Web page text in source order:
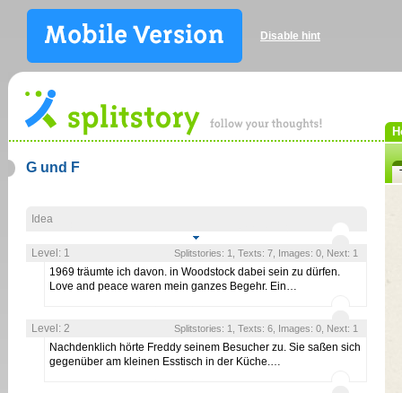
Disable hint
G und F
Idea
Level: 1 Splitstories: 1, Texts: 7, Images: 0, Next: 1
1969 träumte ich davon. in Woodstock dabei sein zu dürfen.
Love and peace waren mein ganzes Begehr. Ein…
Level: 2 Splitstories: 1, Texts: 6, Images: 0, Next: 1
Nachdenklich hörte Freddy seinem Besucher zu. Sie saßen sich
gegenüber am kleinen Esstisch in der Küche.…